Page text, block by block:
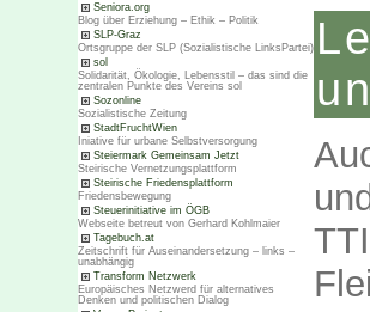
Seniora.org
Blog über Erziehung – Ethik – Politik
SLP-Graz
Ortsgruppe der SLP (Sozialistische LinksPartei)
sol
Solidarität, Ökologie, Lebensstil – das sind die
zentralen Punkte des Vereins sol
Sozonline
Sozialistische Zeitung
StadtFruchtWien
Iniative für urbane Selbstversorgung
Steiermark Gemeinsam Jetzt
Steirische Vernetzungsplattform
Steirische Friedensplattform
Friedensbewegung
Steuerinitiative im ÖGB
Webseite betreut von Gerhard Kohlmaier
Tagebuch.at
Zeitschrift für Auseinandersetzung – links –
unabhängig
Transform Netzwerk
Europäisches Netzwerd für alternatives
Denken und politischen Dialog